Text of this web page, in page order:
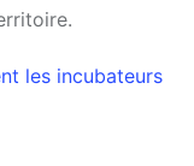
les incubateurs